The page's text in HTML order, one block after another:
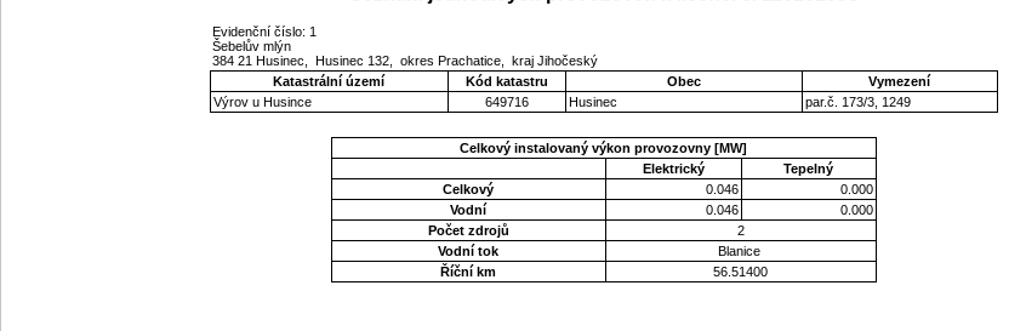
Evidenční číslo: 1
Šebelův mlýn
384 21 Husinec, Husinec 132, okres Prachatice, kraj Jihočeský
Katastrální území
Kód katastru Obec
Vymezení
Výrov u Husince
649716 Husinec par.č. 173/3, 1249
Celkový instalovaný výkon provozovny [MW]
Elektrický
Tepelný
Celkový
0.046
0.000
Vodní
0.046
0.000
Počet zdrojů
2
Vodní tok
Blanice
Říční km
56.51400